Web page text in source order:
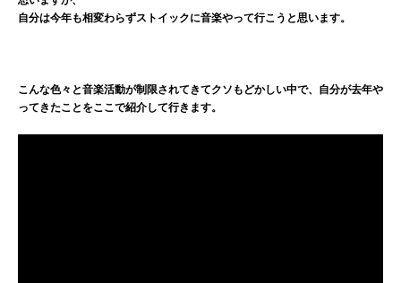
自分は今年も相変わらずストイックに音楽やって行こうと思います。
こんな色々と音楽活動が制限されてきてクソもどかしい中で、自分が去年や
ってきたことをここで紹介して行きます。